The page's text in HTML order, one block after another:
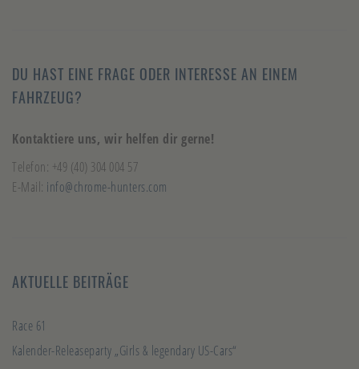
DU HAST EINE FRAGE ODER INTERESSE AN EINEM
FAHRZEUG?
Kontaktiere uns, wir helfen dir gerne!
Telefon: +49 (40) 304 004 57
E-Mail: info@chrome-hunters.com
AKTUELLE BEITRÄGE
Race 61
Kalender-Releaseparty „Girls & legendary US-Cars“